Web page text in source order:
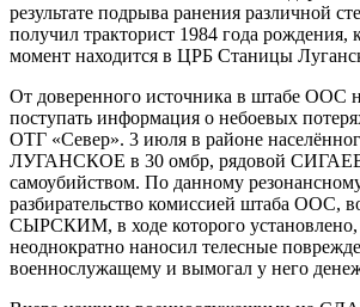
результате подрыва ранения различной
получил тракторист 1984 года
момент находится в ЦРБ Станицы
От доверенного источника в штабе ООС
поступать информация о небоевых
ОТГ «Север». 3 июля в районе
ЛУГАНСКОЕ в 30 омбр, рядовой
самоубийством. По данному
разбирательство комиссией штаба ООС,
СЫРСКИМ, в ходе которого установлено,
неоднократно наносил телесные
военнослужащему и вымогал у него